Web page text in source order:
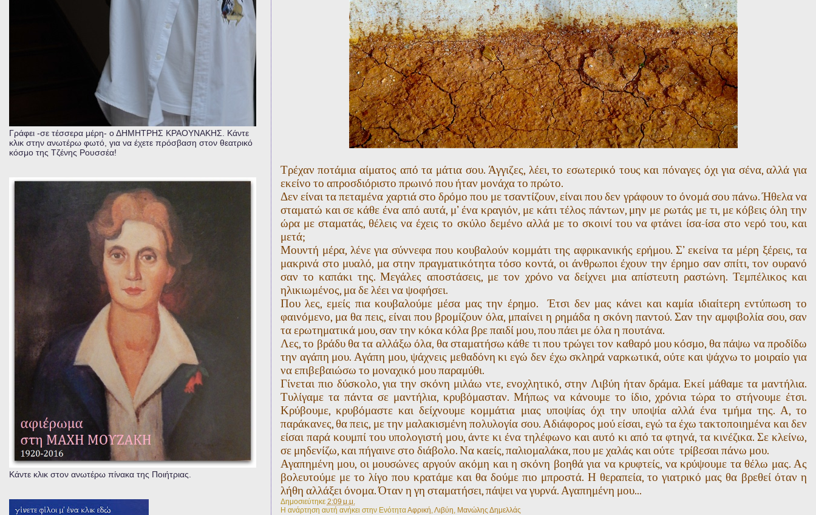
Τρέχαν ποτάμια αίματος από τα μάτια σου. Άγγιζες, λέει, το εσωτερικό τους και πόναγες όχι για σένα, αλλά για
εκείνο το απροσδιόριστο πρωινό που ήταν μονάχα το πρώτο.
Δεν είναι τα πεταμένα χαρτιά στο δρόμο που με τσαντίζουν, είναι που δεν γράφουν το όνομά σου πάνω. Ήθελα να
σταματώ και σε κάθε ένα από αυτά, μ’ ένα κραγιόν, με κάτι τέλος πάντων, μην με ρωτάς με τι, με κόβεις όλη την
ώρα με σταματάς, θέλεις να έχεις το σκύλο δεμένο αλλά με το σκοινί του να φτάνει ίσα-ίσα στο νερό του, και
μετά;
Μουντή μέρα, λένε για σύννεφα που κουβαλούν κομμάτι της αφρικανικής ερήμου. Σ’ εκείνα τα μέρη ξέρεις, τα
μακρινά στο μυαλό, μα στην πραγματικότητα τόσο κοντά, οι άνθρωποι έχουν την έρημο σαν σπίτι, τον ουρανό
σαν το καπάκι της. Μεγάλες αποστάσεις, με τον χρόνο να δείχνει μια απίστευτη ραστώνη. Τεμπέλικος και
ηλικιωμένος, μα δε λέει να ψοφήσει.
Που λες, εμείς πια κουβαλούμε μέσα μας την έρημο. Έτσι δεν μας κάνει και καμία ιδιαίτερη εντύπωση το
φαινόμενο, μα θα πεις, είναι που βρομίζουν όλα, μπαίνει η ρημάδα η σκόνη παντού. Σαν την αμφιβολία σου, σαν
τα ερωτηματικά μου, σαν την κόκα κόλα βρε παιδί μου, που πάει με όλα η πουτάνα.
Λες, το βράδυ θα τα αλλάξω όλα, θα σταματήσω κάθε τι που τρώγει τον καθαρό μου κόσμο, θα πάψω να προδίδω
την αγάπη μου. Αγάπη μου, ψάχνεις μεθαδόνη κι εγώ δεν έχω σκληρά ναρκωτικά, ούτε και ψάχνω το μοιραίο για
να επιβεβαιώσω το μοναχικό μου παραμύθι.
Γίνεται πιο δύσκολο, για την σκόνη μιλάω ντε, ενοχλητικό, στην Λιβύη ήταν δράμα. Εκεί μάθαμε τα μαντήλια.
Τυλίγαμε τα πάντα σε μαντήλια, κρυβόμασταν. Μήπως να κάνουμε το ίδιο, χρόνια τώρα το στήνουμε έτσι.
Κρύβουμε, κρυβόμαστε και δείχνουμε κομμάτια μιας υποψίας όχι την υποψία αλλά ένα τμήμα της. Α, το
παράκανες, θα πεις, με την μαλακισμένη πολυλογία σου. Αδιάφορος μού είσαι, εγώ τα έχω τακτοποιημένα και δεν
είσαι παρά κουμπί του υπολογιστή μου, άντε κι ένα τηλέφωνο και αυτό κι από τα φτηνά, τα κινέζικα. Σε κλείνω,
σε μηδενίζω, και πήγαινε στο διάβολο. Να καείς, παλιομαλάκα, που με χαλάς και ούτε τρίβεσαι πάνω μου.
Αγαπημένη μου, οι μουσώνες αργούν ακόμη και η σκόνη βοηθά για να κρυφτείς, να κρύψουμε τα θέλω μας. Ας
βολευτούμε με το λίγο που κρατάμε και θα δούμε πιο μπροστά. Η θεραπεία, το γιατρικό μας θα βρεθεί όταν η
λήθη αλλάξει όνομα. Όταν η γη σταματήσει, πάψει να γυρνά. Αγαπημένη μου...
Δημοσιεύτηκε 2:09 μ.μ.
Η ανάρτηση αυτή ανήκει στην ΕνότηταΑφρική Λιβύη Μανώλης Δημελλάς
Γράφει -σε τέσσερα μέρη- ο ΔΗΜΗΤΡΗΣ ΚΡΑΟΥΝΑΚΗΣ. Κάντε
κλικ στην ανωτέρω φωτό, για να έχετε πρόσβαση στον θεατρικό
κόσμο της Τζένης Ρουσσέα!
Κάντε κλικ στον ανωτέρω πίνακα της Ποιήτριας.